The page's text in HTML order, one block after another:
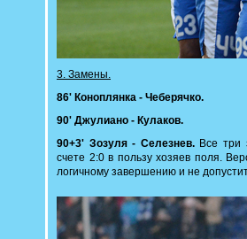
3. Замены.
86' Коноплянка - Чеберячко.
90' Джулиано - Кулаков.
90+3' Зозуля - Селезнев.Все три
счете 2:0 в пользу хозяев поля.
логичному завершению и не